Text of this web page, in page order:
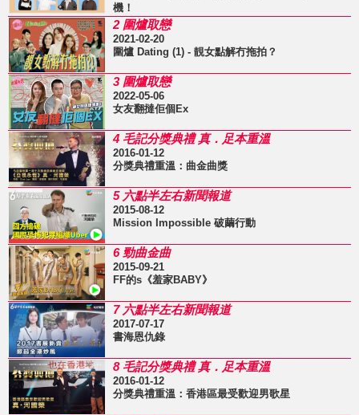
機！
2 圍爐取戀
2021-02-20
圍爐 Dating (1) - 靚女點解冇拖拍？
3 圍爐取戀
2022-05-06
女友翻撻佢個Ex
4 毛記分獎典禮 真．足本重溫
2016-01-12
分獎典禮重溫：曲金曲獎
5 六點半左右新聞報道
2015-08-12
Mission Impossible 破繭行動
6 勁曲金曲
2015-09-21
FF的s《羞家BABY》
7 六點半左右新聞報道
2017-07-17
書海恩仇錄
8 毛記分獎典禮 真．足本重溫
2016-01-12
分獎典禮重溫：香港區最受歡迎男歌星